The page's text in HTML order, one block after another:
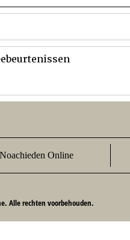
Noachieden Online
Alle rechten voorbehouden.